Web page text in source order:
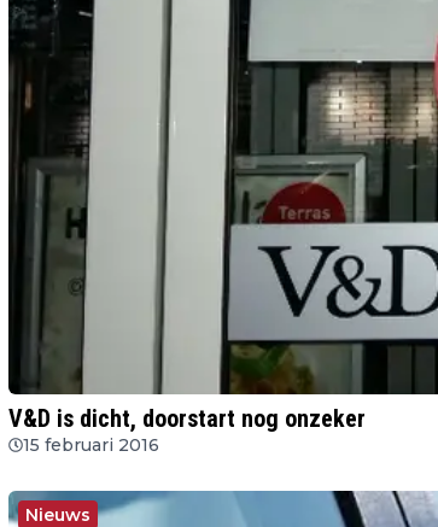
V&D is dicht, doorstart nog onzeker
15 februari 2016
Nieuws